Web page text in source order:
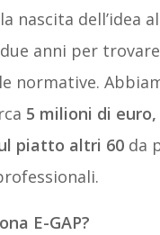
nascita dell’idea
anni per
normative.
5 milioni di
piatto altri 60da
E-GAP?